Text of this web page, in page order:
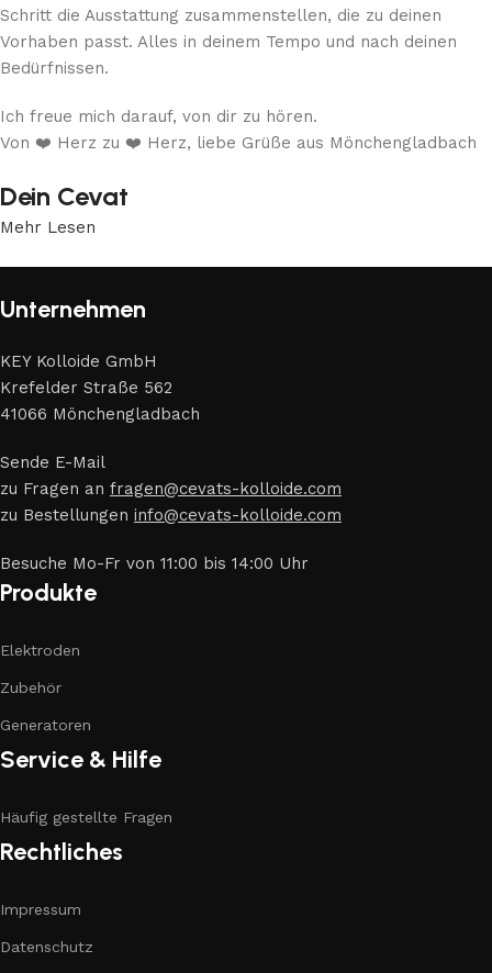
Schritt die Ausstattung zusammenstellen, die zu deinen
Vorhaben passt. Alles in deinem Tempo und nach deinen
Bedürfnissen.
Ich freue mich darauf, von dir zu hören.
Von ❤️ Herz zu ❤️ Herz, liebe Grüße aus Mönchengladbach
Dein Cevat
Mehr Lesen
Unternehmen
KEY Kolloide GmbH
Krefelder Straße 562
41066 Mönchengladbach
Sende E-Mail
zu Fragen an fragen@cevats-kolloide.com
zu Bestellungen info@cevats-kolloide.com
Besuche Mo-Fr von 11:00 bis 14:00 Uhr
Produkte
Elektroden
Zubehör
Generatoren
Service & Hilfe
Häufig gestellte Fragen
Rechtliches
Impressum
Datenschutz